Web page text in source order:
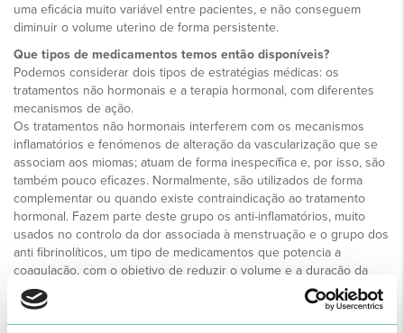
uma eficácia muito variável entre pacientes, e não conseguem
diminuir o volume uterino de forma persistente.
Que tipos de medicamentos temos então disponíveis?
Podemos considerar dois tipos de estratégias médicas: os
tratamentos não hormonais e a terapia hormonal, com diferentes
mecanismos de ação.
Os tratamentos não hormonais interferem com os mecanismos
inflamatórios e fenómenos de alteração da vascularização que se
associam aos miomas; atuam de forma inespecífica e, por isso, são
também pouco eficazes. Normalmente, são utilizados de forma
complementar ou quando existe contraindicação ao tratamento
hormonal. Fazem parte deste grupo os anti-inflamatórios, muito
usados no controlo da dor associada à menstruação e o grupo dos
anti fibrinolíticos, um tipo de medicamentos que potencia a
coagulação, com o objetivo de reduzir o volume e a duração da
hemorragia uterina anómala.
Já a terapia hormonal baseia-se na modulação da resposta dos
miomas às hormonas do ciclo reprodutivo feminino, através da